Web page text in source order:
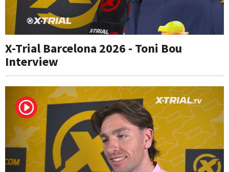
X-Trial Barcelona 2026 - Toni Bou
Interview